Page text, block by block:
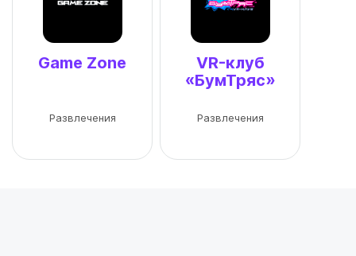
Game Zone
Развлечения
VR-клуб
«БумТряс»
Развлечения